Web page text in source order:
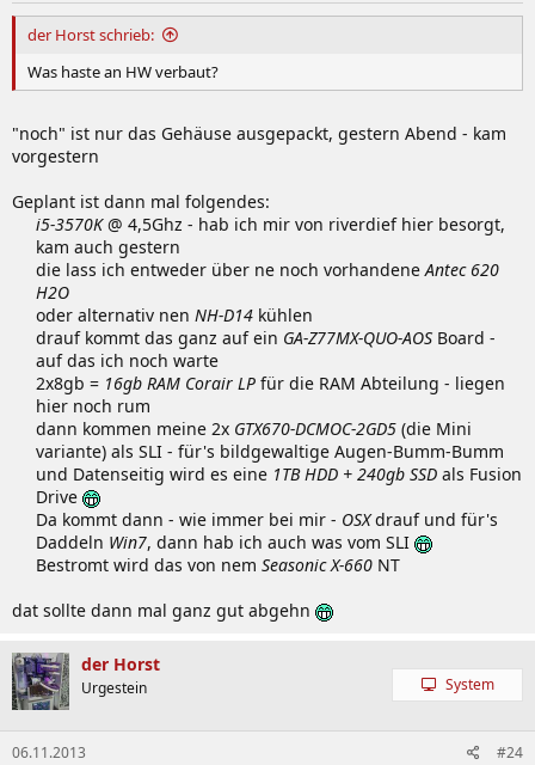
der Horst schrieb:
Was haste an HW verbaut?
"noch" ist nur das Gehäuse ausgepackt, gestern Abend - kam
vorgestern
Geplant ist dann mal folgendes:
i5-3570K@ 4,5Ghz - hab ich mir von riverdief hier besorgt,
kam auch gestern
die lass ich entweder über ne noch vorhandene Antec 620
H2O
oder alternativ nen NH-D14 kühlen
drauf kommt das ganz auf ein GA-Z77MX-QUO-AOS Board -
auf das ich noch warte
2x8gb = 16gb RAM Corair LP für die RAM Abteilung - liegen
hier noch rum
dann kommen meine 2x GTX670-DCMOC-2GD5 (die Mini
variante) als SLI - für's bildgewaltige Augen-Bumm-Bumm
und Datenseitig wird es eine 1TB HDD + 240gb SSD als Fusion
Drive
Da kommt dann - wie immer bei mir - OSXdrauf und für's
Daddeln Win7, dann hab ich auch was vom SLI
Bestromt wird das von nem Seasonic X-660 NT​
dat sollte dann mal ganz gut abgehn
der Horst
Urgestein System
06.11.2013 #24